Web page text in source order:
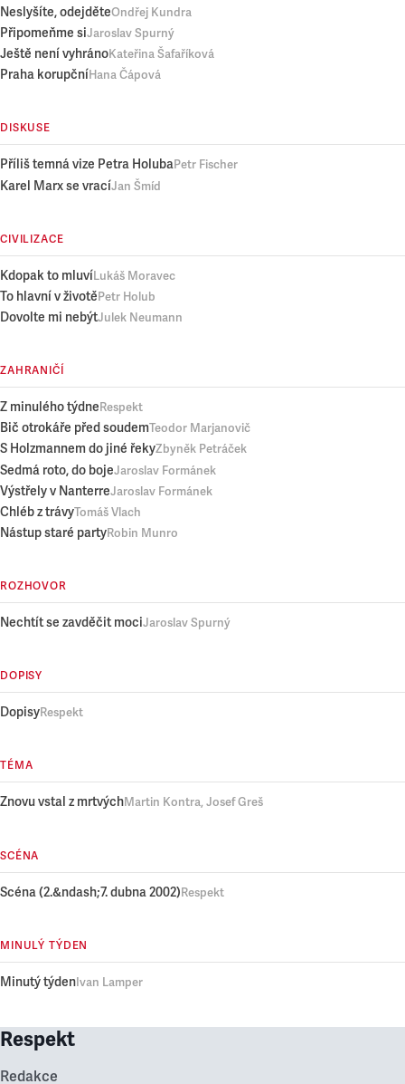
Neslyšíte, odejděteOndřej Kundra
Připomeňme siJaroslav Spurný
Ještě není vyhránoKateřina Šafaříková
Praha korupčníHana Čápová
DISKUSE
Příliš temná vize Petra HolubaPetr Fischer
Karel Marx se vracíJan Šmíd
CIVILIZACE
Kdopak to mluvíLukáš Moravec
To hlavní v životěPetr Holub
Dovolte mi nebýtJulek Neumann
ZAHRANIČÍ
Z minulého týdneRespekt
Bič otrokáře před soudemTeodor Marjanovič
S Holzmannem do jiné řekyZbyněk Petráček
Sedmá roto, do bojeJaroslav Formánek
Výstřely v NanterreJaroslav Formánek
Chléb z trávyTomáš Vlach
Nástup staré partyRobin Munro
ROZHOVOR
Nechtít se zavděčit mociJaroslav Spurný
DOPISY
DopisyRespekt
TÉMA
Znovu vstal z mrtvýchMartin Kontra, Josef Greš
SCÉNA
Scéna (2.&ndash;7. dubna 2002)Respekt
MINULÝ TÝDEN
Minutý týden Ivan Lamper
Respekt
Redakce